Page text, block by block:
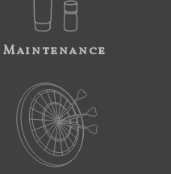
Maintenance